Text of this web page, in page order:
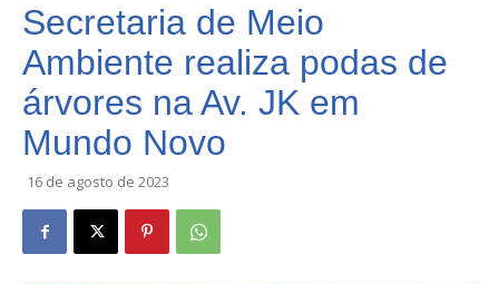
Secretaria de Meio
Ambiente realiza podas de
árvores na Av. JK em
Mundo Novo
16 de agosto de 2023